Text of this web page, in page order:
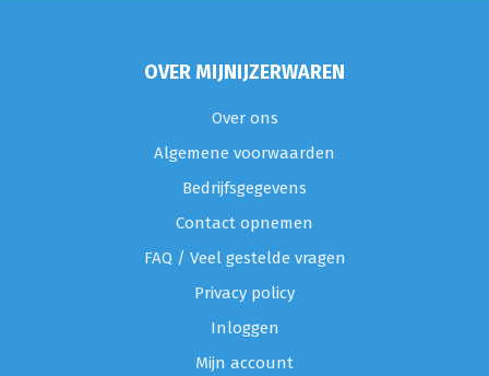
OVER MIJNIJZERWAREN
Over ons
Algemene voorwaarden
Bedrijfsgegevens
Contact opnemen
FAQ / Veel gestelde vragen
Privacy policy
Inloggen
Mijn account